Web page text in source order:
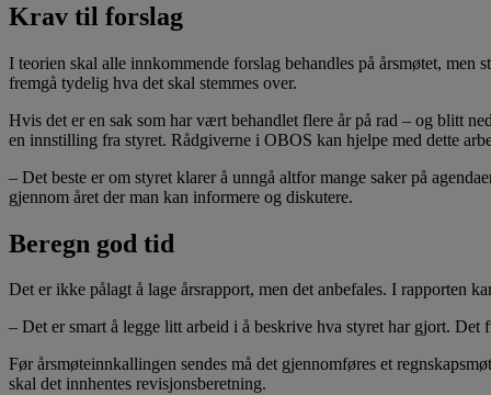
Krav til forslag
I teorien skal alle innkommende forslag behandles på årsmøtet,
fremgå tydelig hva det skal stemmes over.
Hvis det er en sak som har vært behandlet flere år på rad – og blitt
en innstilling fra styret. Rådgiverne i OBOS kan hjelpe med dette
– Det beste er om styret klarer å unngå altfor mange saker på
gjennom året der man kan informere og diskutere.
Beregn god tid
Det er ikke pålagt å lage årsrapport, men det anbefales. I rapporten
– Det er smart å legge litt arbeid i å beskrive hva styret har gjort.
Før årsmøteinnkallingen sendes må det gjennomføres et
skal det innhentes revisjonsberetning.